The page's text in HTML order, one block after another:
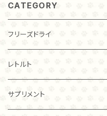
る子はもちろ
やつとして、フ
る子もいます。
特徴 高たんぱ
を合わせた新
で、飲む点滴と
CATEGORY
フリーズドライ
チキン
20ｇ
トライプ（ビーフ）
レトルト
チキン
サプリメント